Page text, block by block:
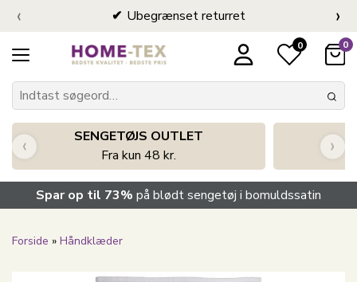
Ubegrænset returret
‹ ›
0 0
SENGETØJS OUTLET
Fra kun 48 kr.
‹ ›
Spar op til 73% på blødt sengetøj i bomuldssatin
Forside » Håndklæder